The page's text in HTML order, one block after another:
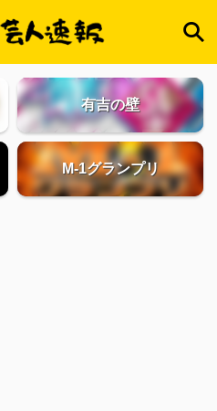
有吉の壁
M-1グランプリ